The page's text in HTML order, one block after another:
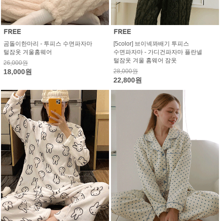
곰돌이한마리 - 투피스 수면파자마
털잠옷 겨울홈웨어
26,000원
18,000원
[5color] 브이넥꽈배기 투피스
수면파자마 - 가디건파자마 플란넬
털잠옷 겨울 홈웨어 잠옷
28,000원
22,800원